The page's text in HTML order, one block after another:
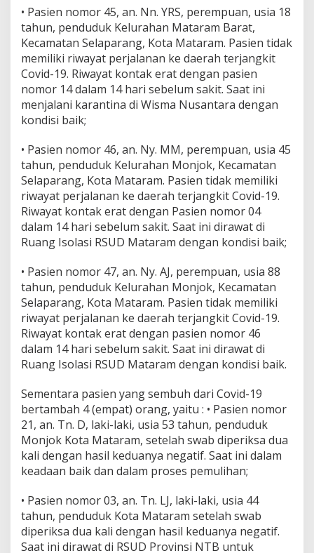
h
4
O
r
a
n
g
• Pasien nomor 45, an. Nn. YRS, perempuan, usia 18
tahun, penduduk Kelurahan Mataram Barat,
Kecamatan Selaparang, Kota Mataram. Pasien tidak
memiliki riwayat perjalanan ke daerah terjangkit
Covid-19. Riwayat kontak erat dengan pasien
nomor 14 dalam 14 hari sebelum sakit. Saat ini
menjalani karantina di Wisma Nusantara dengan
kondisi baik;
• Pasien nomor 46, an. Ny. MM, perempuan, usia 45
tahun, penduduk Kelurahan Monjok, Kecamatan
Selaparang, Kota Mataram. Pasien tidak memiliki
riwayat perjalanan ke daerah terjangkit Covid-19.
Riwayat kontak erat dengan Pasien nomor 04
dalam 14 hari sebelum sakit. Saat ini dirawat di
Ruang Isolasi RSUD Mataram dengan kondisi baik;
• Pasien nomor 47, an. Ny. AJ, perempuan, usia 88
tahun, penduduk Kelurahan Monjok, Kecamatan
Selaparang, Kota Mataram. Pasien tidak memiliki
riwayat perjalanan ke daerah terjangkit Covid-19.
Riwayat kontak erat dengan pasien nomor 46
dalam 14 hari sebelum sakit. Saat ini dirawat di
Ruang Isolasi RSUD Mataram dengan kondisi baik.
Sementara pasien yang sembuh dari Covid-19
bertambah 4 (empat) orang, yaitu : • Pasien nomor
21, an. Tn. D, laki-laki, usia 53 tahun, penduduk
Monjok Kota Mataram, setelah swab diperiksa dua
kali dengan hasil keduanya negatif. Saat ini dalam
keadaan baik dan dalam proses pemulihan;
• Pasien nomor 03, an. Tn. LJ, laki-laki, usia 44
tahun, penduduk Kota Mataram setelah swab
diperiksa dua kali dengan hasil keduanya negatif.
Saat ini dirawat di RSUD Provinsi NTB untuk